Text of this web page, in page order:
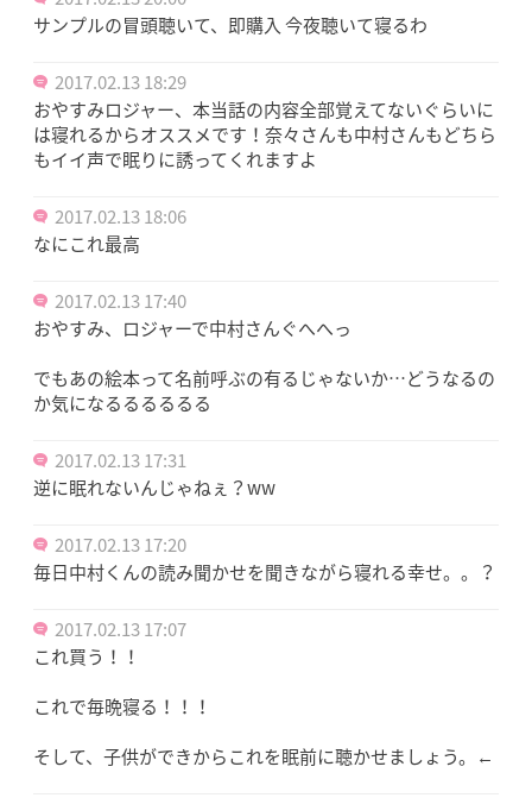
サンプルの冒頭聴いて、即購入 今夜聴いて寝るわ
2017.02.13 18:29
おやすみロジャー、本当話の内容全部覚えてないぐらいに
は寝れるからオススメです！奈々さんも中村さんもどちら
もイイ声で眠りに誘ってくれますよ
2017.02.13 18:06
なにこれ最高
2017.02.13 17:40
おやすみ、ロジャーで中村さんぐへへっ
でもあの絵本って名前呼ぶの有るじゃないか…どうなるの
か気になるるるるるる
2017.02.13 17:31
逆に眠れないんじゃねぇ？ww
2017.02.13 17:20
毎日中村くんの読み聞かせを聞きながら寝れる幸せ。。？
2017.02.13 17:07
これ買う！！
これで毎晩寝る！！！
そして、子供ができからこれを眠前に聴かせましょう。←